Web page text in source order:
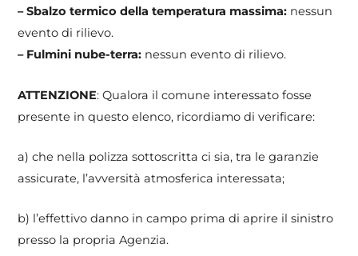
– Sbalzo termico della temperatura massima: nessun
evento di rilievo.
– Fulmini nube-terra: nessun evento di rilievo.
ATTENZIONE: Qualora il comune interessato fosse
presente in questo elenco, ricordiamo di verificare:
a) che nella polizza sottoscritta ci sia, tra le garanzie
assicurate, l’avversità atmosferica interessata;
b) l’effettivo danno in campo prima di aprire il sinistro
presso la propria Agenzia.